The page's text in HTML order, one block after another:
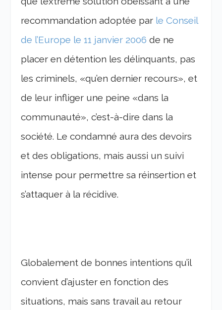
recommandation adoptée par le Conseil
de l’Europe le 11 janvier 2006 de ne
placer en détention les délinquants, pas
les criminels, «qu’en dernier recours», et
de leur infliger une peine «dans la
communauté», c’est-à-dire dans la
société. Le condamné aura des devoirs
et des obligations, mais aussi un suivi
intense pour permettre sa réinsertion et
s’attaquer à la récidive.
Globalement de bonnes intentions qu’il
convient d’ajuster en fonction des
situations, mais sans travail au retour